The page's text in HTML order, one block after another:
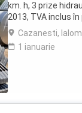
km. h, 3 prize
2013, TVA inclus în
Cazanesti,
1 ianuarie